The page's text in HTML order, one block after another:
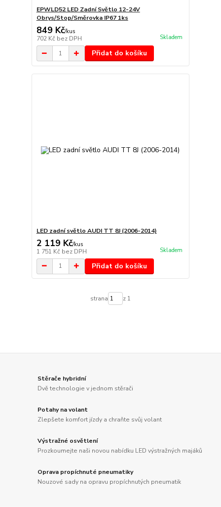
EPWLD52 LED Zadní Světlo 12-24V
Obrys/Stop/Směrovka IP67 1ks
849 Kč/kus
702 Kč bez DPH Skladem
Přidat do košíku
LED zadní světlo AUDI TT 8J (2006-2014)
2 119 Kč/kus
1 751 Kč bez DPH Skladem
Přidat do košíku
strana z 1
Stěrače hybridní
Dvě technologie v jednom stěrači
Potahy na volant
Zlepšete komfort jízdy a chraňte svůj volant
Výstražné osvětlení
Prozkoumejte naši novou nabídku LED výstražných majáků
Oprava propíchnuté pneumatiky
Nouzové sady na opravu propíchnutých pneumatik